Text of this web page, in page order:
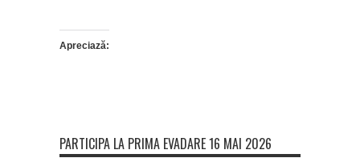
Apreciază:
PARTICIPA LA PRIMA EVADARE 16 MAI 2026